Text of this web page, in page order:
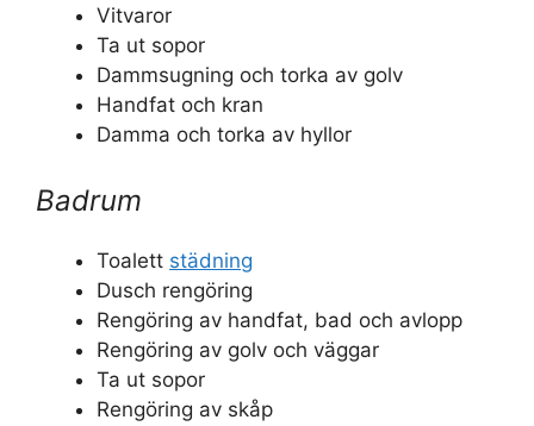
Vitvaror
Ta ut sopor
Dammsugning och torka av golv
Handfat och kran
Damma och torka av hyllor
Badrum
Toalett städning
Dusch rengöring
Rengöring av handfat, bad och avlopp
Rengöring av golv och väggar
Ta ut sopor
Rengöring av skåp